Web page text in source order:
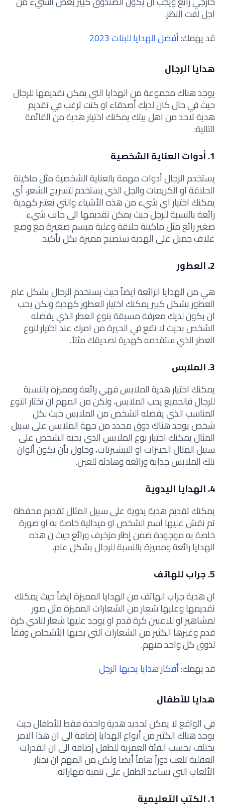
اجل لفت النظر.
قد يهمك:أفضل الهدايا للبنات 2023
هدايا الرجال
يوجد هناك مجموعة من الهدايا التي يمكن تقديمها للرجال
حيث في حال كان لديك أصدقاء او كنت ترغب في تقديم
هدية لاحد من اهل بيتك يمكنك اختيار هدية من القائمة
التالية:
1. أدوات العناية الشخصية
يستخدم الرجال أدوات مهمة بالعناية الشخصية مثل ماكينة
الحلاقة او الكريمات والجل الذي يستخدم لتسريح الشعر، أي
يمكنك اختيار اي شيء من هذه الأشياء والتي تعتبر كهدية
رائعة بالنسبة للرجل حيث يمكن تقديمها الى جانب شيء
صغير رائع مثل ماكينة حلاقة وعلبة مبسم صغيرة مع وضع
غلاف جميل على الهدية ستصبح مميزة بكل تأكيد.
2. العطور
هي من الهدايا الرائعة ايضاً حيث يستخدم الرجال بشكل عام
العطور بشكل كبير يمكنك اختيار العطور كهدية ولكن يحب
ان يكون لديك معرفة مسبقة بنوع العطر الذي يفضله
الشخص بحيث لا تقع في الحيرة من امرك عند اختيار لنوع
العطر الذي ستقدمه كهدية لصديقك مثلاً.
3. الملابس
يمكنك اختيار هدية الملابس فهي رائعة ومميزة بالنسبة
للرجال فالجميع يحب الملابس، ولكن من المهم ان تختار النوع
المناسب الذي يفضله الشخص من الملابس حيث لكل
شخص يوجد هناك ذوق محدد من جهة الملابس على سبيل
المثال يمكنك اختيار نوع الملابس الذي يحبه الشخص على
سبيل المثال الجينزات او التيشيرتات، وحاول بأن تكون ألوان
تلك الملابس جذابة ورائعة وهادئة للعين.
4. الهدايا اليدوية
يمكنك تقديم هدية يدوية على سبيل المثال تقديم محفظة
تم نقش عليها اسم الشخص او ميدالية خاصة به او صورة
خاصة به موجودة ضمن إطار مزخرف ورائع حيث ن هذه
الهدايا رائعة ومميزة بالنسبة للرجال بشكل عام.
5. جراب للهاتف
ان هدية جراب الهاتف من الهدايا المميزة ايضاً حيث يمكنك
تقديمها وعليها شعار من الشعارات المميزة مثل صور
لمشاهير او للاعبين كرة قدم او يوجد عليها شعار لنادي كرة
قدم وغيرها الكثير من الشعارات التي يحبها الأشخاص وفقاً
لذوق كل واحد منهم.
قد يهمك:أفكار هدايا يحبها الرجل
هدايا للأطفال
في الواقع لا يمكن تحديد هدية واحدة فقط للأطفال حيث
يوجد هناك الكثير من أنواع الهدايا إضافة الى ان هذا الامر
يختلف بحسب الفئة العمرية للطفل إضافة الى ان القدرات
العقلية تلعب دوراً هاماً أيضا ولكن من المهم ان تختار
الألعاب التي تساعد الطفل على تنمية مهاراته.
1. الكتب التعليمية